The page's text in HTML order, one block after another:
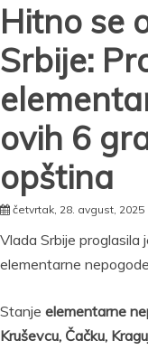
Hitno se
Srbije:
ovih 6
opština
četvrtak, 28. avgust, 2025
Vlada Srbije proglasila
elementarne
Stanje elementarne
Kruševcu, Čačku,